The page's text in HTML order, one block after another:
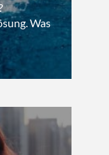
Was